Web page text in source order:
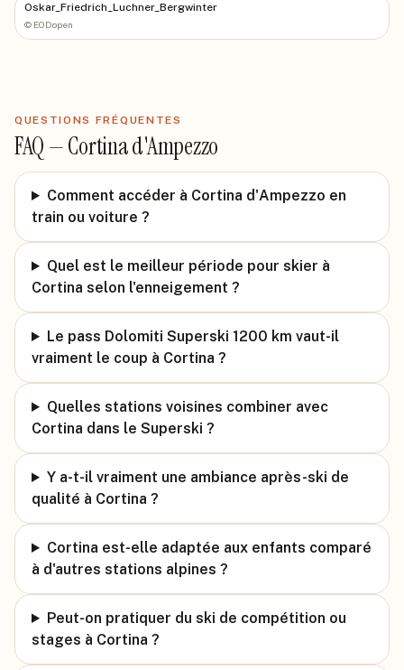
Oskar_Friedrich_Luchner_Bergwinter
© EODopen
QUESTIONS FRÉQUENTES
FAQ —Cortina d'Ampezzo
Comment accéder à Cortina d'Ampezzo en
train ou voiture ?
Quel est le meilleur période pour skier à
Cortina selon l'enneigement ?
Le pass Dolomiti Superski 1200 km vaut-il
vraiment le coup à Cortina ?
Quelles stations voisines combiner avec
Cortina dans le Superski ?
Y a-t-il vraiment une ambiance après-ski de
qualité à Cortina ?
Cortina est-elle adaptée aux enfants comparé
à d'autres stations alpines ?
Peut-on pratiquer du ski de compétition ou
stages à Cortina ?